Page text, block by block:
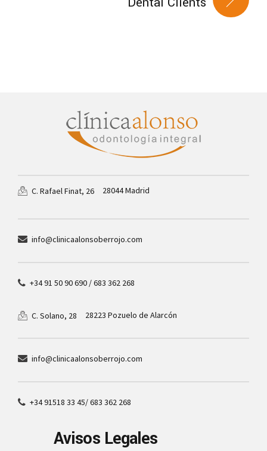
C. Rafael Finat, 26 28044 Madrid
info@clinicaalonsoberrojo.com
+34 91 50 90 690 / 683 362 268
C. Solano, 28 28223 Pozuelo de Alarcón
info@clinicaalonsoberrojo.com
+34 91518 33 45/ 683 362 268
Avisos Legales